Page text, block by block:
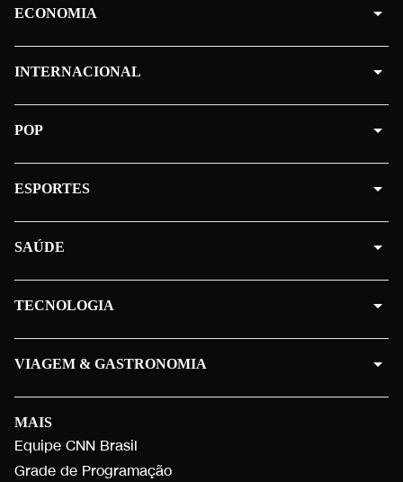
MAIS
Equipe CNN Brasil
Grade de Programação
ECONOMIA
INTERNACIONAL
POP
ESPORTES
SAÚDE
TECNOLOGIA
VIAGEM & GASTRONOMIA